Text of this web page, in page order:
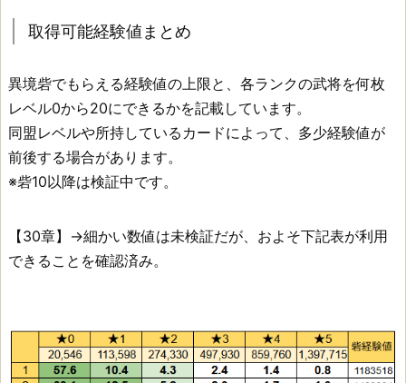
め
異
境
砦
の
と
兵
科
取得可能経験値まとめ
異境砦でもらえる経験値の上限と、各ランクの武将を何枚
レベル0から20にできるかを記載しています。
同盟レベルや所持しているカードによって、多少経験値が
前後する場合があります。
※砦10以降は検証中です。
【30章】→細かい数値は未検証だが、およそ下記表が利用
できることを確認済み。